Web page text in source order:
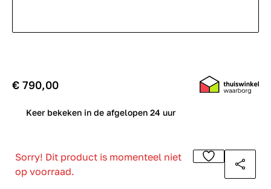
€ 790,00
Keer bekeken in de afgelopen 24 uur
Sorry! Dit product is momenteel niet
op voorraad.